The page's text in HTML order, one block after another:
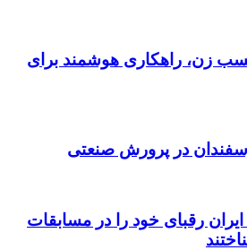
زن، راهکاری هوشمند برای
در پرورش صنعتی
ایران رقبای خود را در مسابقات